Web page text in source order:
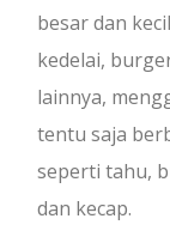
besar dan
kedelai,
lainnya,
tentu saja
seperti tahu,
dan kecap.